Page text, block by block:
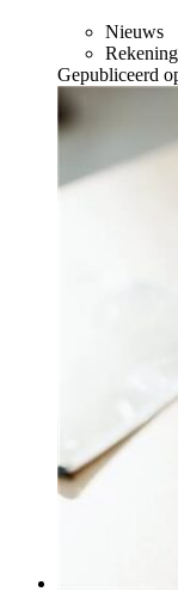
Nieuws
Gepubliceerd